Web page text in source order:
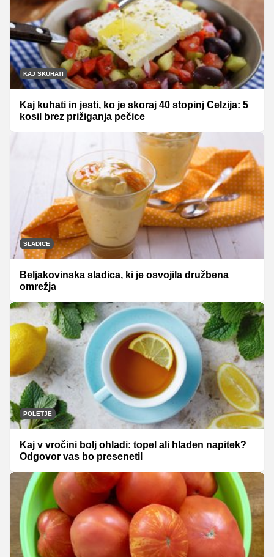
KAJ SKUHATI
Kaj kuhati in jesti, ko je skoraj 40 stopinj Celzija: 5
kosil brez prižiganja pečice
SLADICE
Beljakovinska sladica, ki je osvojila družbena
omrežja
POLETJE
Kaj v vročini bolj ohladi: topel ali hladen napitek?
Odgovor vas bo presenetil